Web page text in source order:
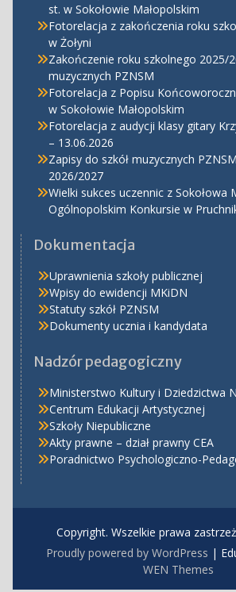
st. w Sokołowie Małopolskim
Fotorelacja z zakończenia roku
w Żołyni
Zakończenie roku szkolnego 2025/
muzycznych PZNSM
Fotorelacja z Popisu
w Sokołowie Małopolskim
Fotorelacja z audycji klasy gitary
– 13.06.2026
Zapisy do szkół muzycznych
2026/2027
Wielki sukces uczennic z Sokołowa
Ogólnopolskim Konkursie w
Dokumentacja
Uprawnienia szkoły publicznej
Wpisy do ewidencji MKiDN
Statuty szkół PZNSM
Dokumenty ucznia i kandydata
Nadzór pedagogiczny
Ministerstwo Kultury i Dziedzictwa
Centrum Edukacji Artystycznej
Szkoły Niepubliczne
Akty prawne – dział prawny CEA
Poradnictwo Psychologiczno-
Copyright. Wszelkie prawa
Proudly powered by WordPress |
WEN Themes